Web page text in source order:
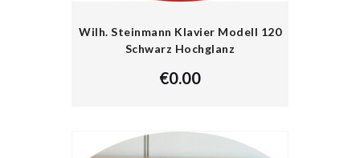
Wilh. Steinmann Klavier Modell 120
Schwarz Hochglanz
€0.00